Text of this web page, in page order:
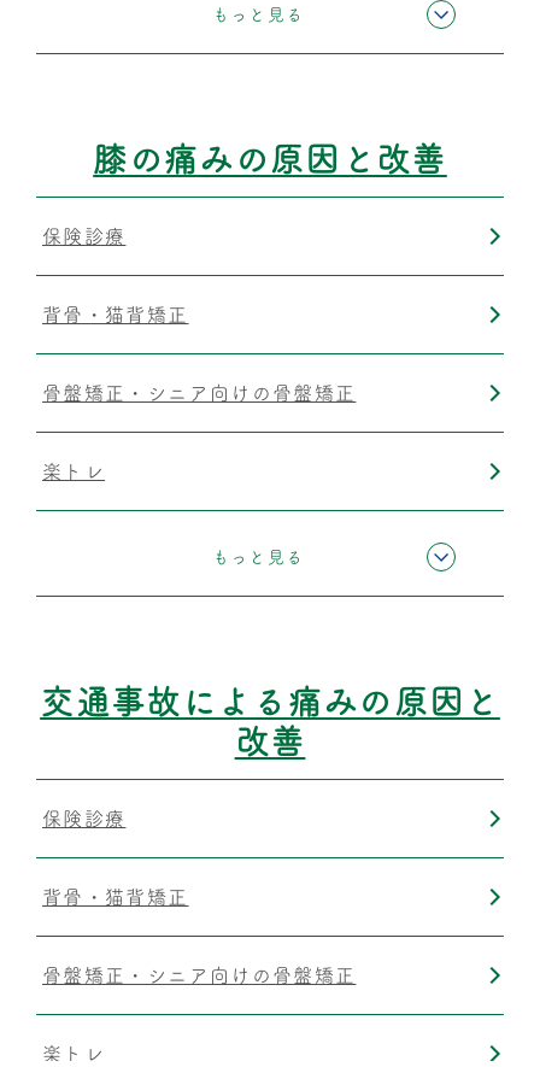
もっと見る
膝の痛みの原因と改善
保険診療
背骨・猫背矯正
骨盤矯正・シニア向けの骨盤矯正
楽トレ
もっと見る
交通事故による痛みの原因と
改善
保険診療
背骨・猫背矯正
骨盤矯正・シニア向けの骨盤矯正
楽トレ